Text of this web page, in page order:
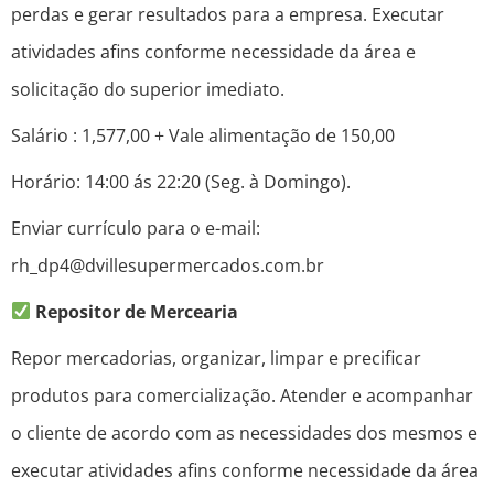
perdas e gerar resultados para a empresa. Executar
atividades afins conforme necessidade da área e
solicitação do superior imediato.
Salário : 1,577,00 + Vale alimentação de 150,00
Horário: 14:00 ás 22:20 (Seg. à Domingo).
Enviar currículo para o e-mail:
rh_dp4@dvillesupermercados.com.br
Repositor de Mercearia
Repor mercadorias, organizar, limpar e precificar
produtos para comercialização. Atender e acompanhar
o cliente de acordo com as necessidades dos mesmos e
executar atividades afins conforme necessidade da área